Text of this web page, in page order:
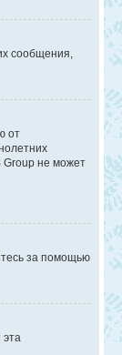
сообщения,
от
Group не может
за помощью